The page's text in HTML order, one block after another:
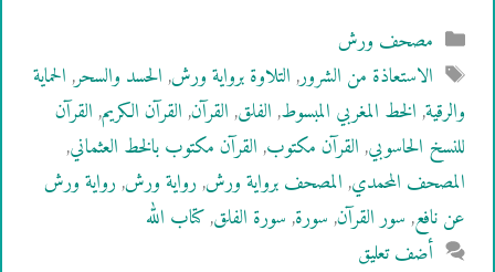
التصنيفات
مصحف ورش
الوسوم
الاستعاذة من الشرور,التلاوة برواية ورش,الحسد والسحر,الحماية
والرقية,الخط المغربي المبسوط,الفلق,القرآن,القرآن الكريم,القرآن
للنسخ الحاسوبي,القرآن مكتوب,القرآن مكتوب بالخط العثماني,
المصحف المحمدي,المصحف برواية ورش,رواية ورش,رواية ورش
عن نافع,سور القرآن,سورة,سورة الفلق,كتاب الله
أضف تعليق